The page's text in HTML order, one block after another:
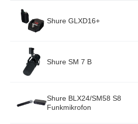
Shure GLXD16+
Shure SM 7 B
Shure BLX24/SM58 S8
Funkmikrofon